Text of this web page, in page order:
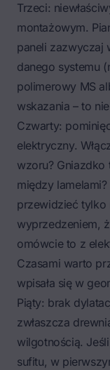
Trzeci:
montażowym.
paneli zazwyczaj
danego systemu
polimerowy MS
wskazania – to
Czwarty:
elektryczny.
wzoru? Gniazdko
między
przewidzieć tylko
wyprzedzeniem,
omówcie to z
Czasami warto
wpisała się w
Piąty: brak
zwłaszcza
wilgotnością.
sufitu, w